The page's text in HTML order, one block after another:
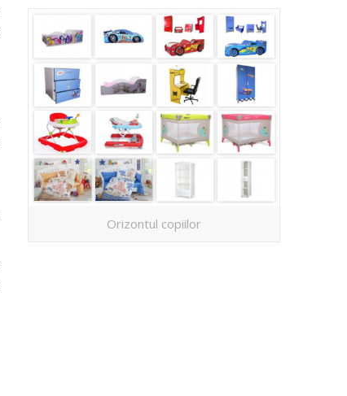
Orizontul copiilor